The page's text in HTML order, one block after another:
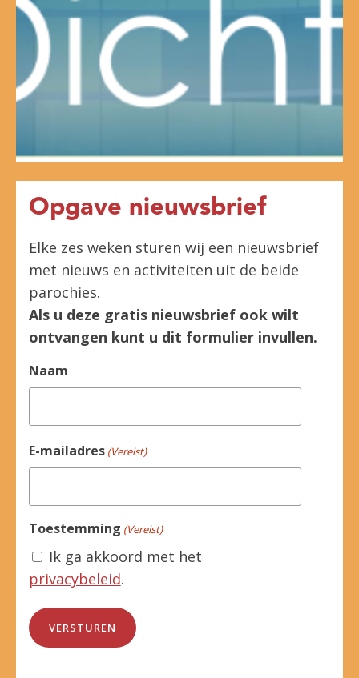
Opgave nieuwsbrief
Elke zes weken sturen wij een nieuwsbrief
met nieuws en activiteiten uit de beide
parochies.
Als u deze gratis nieuwsbrief ook wilt
ontvangen kunt u dit formulier invullen.
Naam
E-mailadres (Vereist)
Toestemming (Vereist)
Ik ga akkoord met het
privacybeleid.